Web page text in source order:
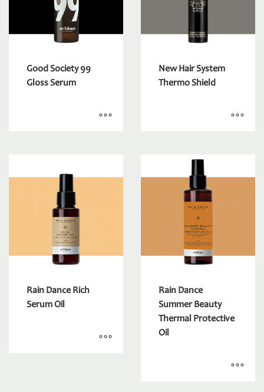
Good Society 99
Gloss Serum
New Hair System
Thermo Shield
Rain Dance Rich
Serum Oil
Rain Dance
Summer Beauty
Thermal Protective
Oil